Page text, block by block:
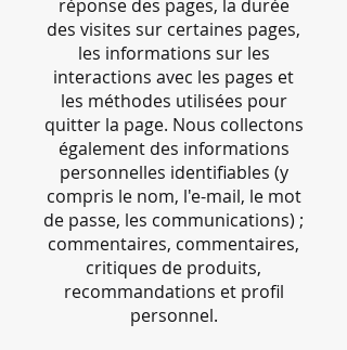
réponse des pages, la durée
des visites sur certaines pages,
les informations sur les
interactions avec les pages et
les méthodes utilisées pour
quitter la page. Nous collectons
également des informations
personnelles identifiables (y
compris le nom, l'e-mail, le mot
de passe, les communications) ;
commentaires, commentaires,
critiques de produits,
recommandations et profil
personnel.